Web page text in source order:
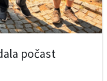
počast